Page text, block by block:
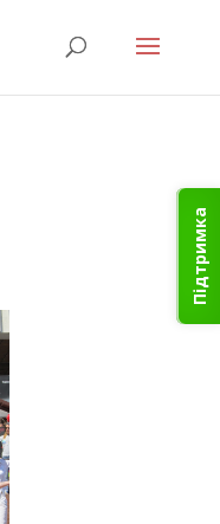
Підтримка